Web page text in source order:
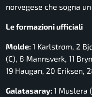
norvegese che sogna
Le formazioni ufficiali
Molde: 1 Karlstrøm, 2
(C), 8 Mannsverk, 11
19 Haugan, 20 Eriksen,
Galatasaray: 1 Muslera